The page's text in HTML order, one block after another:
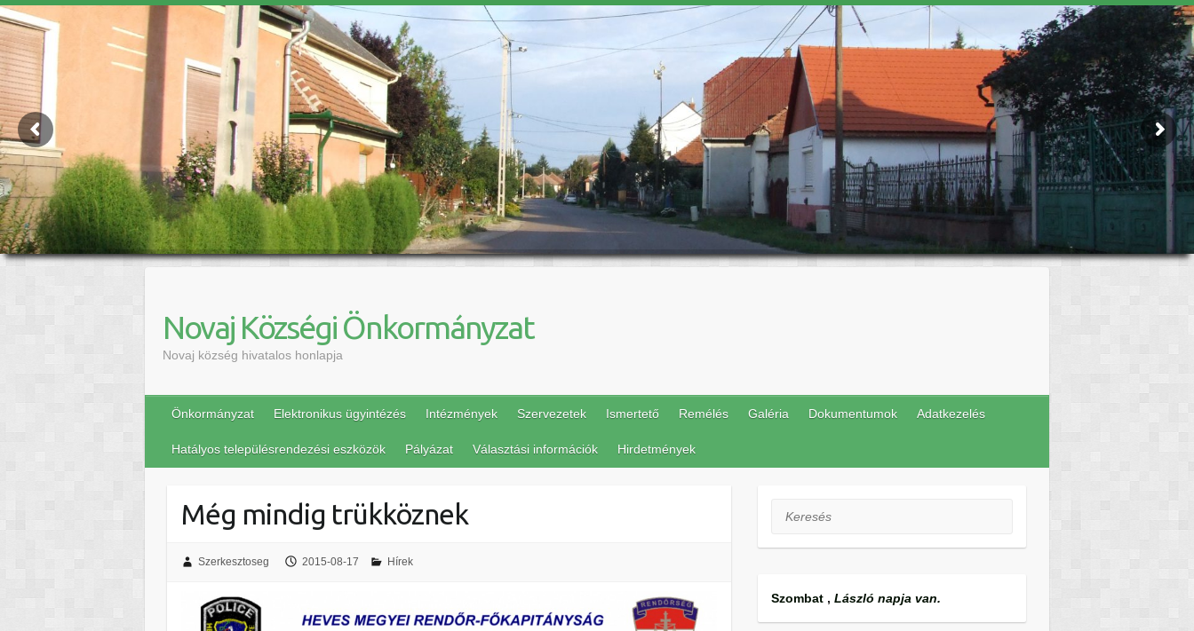
Novaj Községi Önkormányzat
Novaj község hivatalos honlapja
Önkormányzat Elektronikus ügyintézés Intézmények Szervezetek Ismertető Remélés Galéria Dokumentumok Adatkezelés
Hatályos településrendezési eszközök Pályázat Választási információk Hirdetmények
Még mindig trükköznek
Szerkesztoseg 2015-08-17 Hírek
Keresés
Szombat , László napja van.